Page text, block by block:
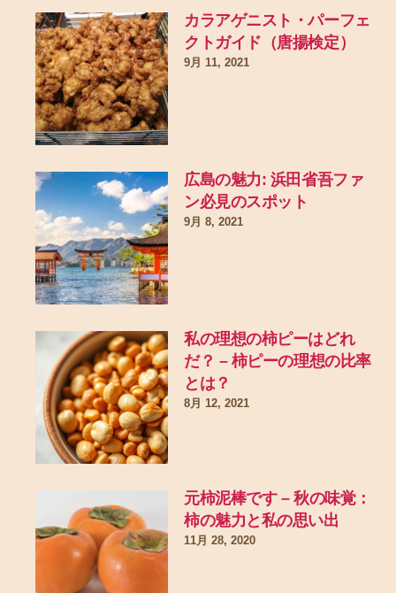
カラアゲニスト・パーフェ
クトガイド（唐揚検定）
9月 11, 2021
広島の魅力: 浜田省吾ファ
ン必見のスポット
9月 8, 2021
私の理想の柿ピーはどれ
だ？ – 柿ピーの理想の比率
とは？
8月 12, 2021
元柿泥棒です – 秋の味覚：
柿の魅力と私の思い出
11月 28, 2020